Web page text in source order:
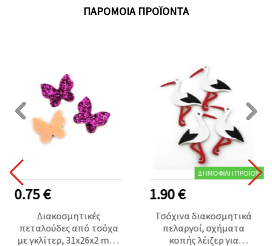
ΠΑΡΌΜΟΙΑ ΠΡΟΪΌΝΤΑ
0.75 €
Διακοσμητικές
πεταλούδες από τσόχα
με γκλίτερ, 31x26x2 mm,
ΔΗΜΟΦΙΛΉ ΠΡΟΪΌΝ
1.90 €
Τσόχινα διακοσμητικά
πελαργοί, σχήματα
κοπής λέιζερ για